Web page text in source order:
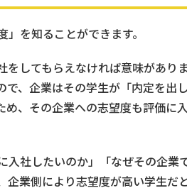
を知ることができます。
をしてもらえなければ意味があり
、企業はその学生が「内定を出
、その企業への志望度も評価に
入社したいのか」「なぜその企業
業側により志望度が高い学生だ